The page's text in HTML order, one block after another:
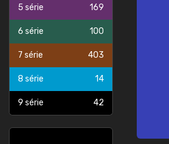
5 série 169
6 série 100
7 série 403
8 série 14
9 série 42